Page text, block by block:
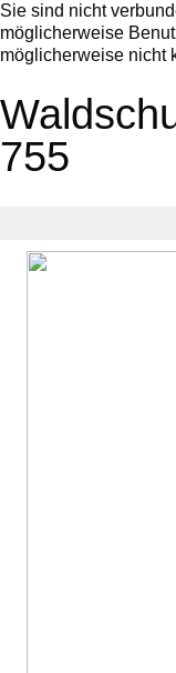
Sie sind nicht
möglicherweise
möglicherweise nicht
755